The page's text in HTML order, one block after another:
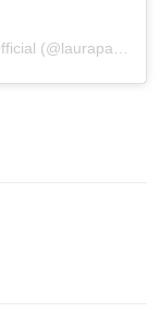
(@laurapausini) in data: